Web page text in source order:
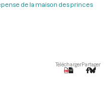
de la maison des princes
TéléchargerPartager